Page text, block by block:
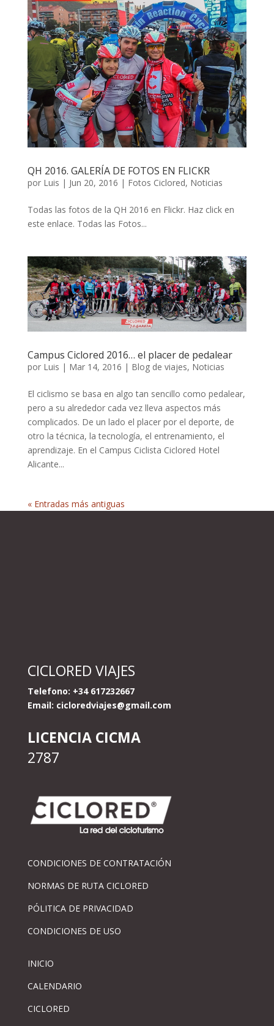
QH 2016. GALERÍA DE FOTOS EN FLICKR
por Luis | Jun 20, 2016 | Fotos Ciclored, Noticias
Todas las fotos de la QH 2016 en Flickr. Haz click en
este enlace. Todas las Fotos...
Campus Ciclored 2016… el placer de pedalear
por Luis | Mar 14, 2016 | Blog de viajes, Noticias
El ciclismo se basa en algo tan sencillo como pedalear,
pero a su alrededor cada vez lleva aspectos más
complicados. De un lado el placer por el deporte, de
otro la técnica, la tecnología, el entrenamiento, el
aprendizaje. En el Campus Ciclista Ciclored Hotel
Alicante...
« Entradas más antiguas
CICLORED VIAJES
Telefono: +34 617232667
Email: cicloredviajes@gmail.com
LICENCIA CICMA
2787
CONDICIONES DE CONTRATACIÓN
NORMAS DE RUTA CICLORED
PÓLITICA DE PRIVACIDAD
CONDICIONES DE USO
INICIO
CALENDARIO
CICLORED